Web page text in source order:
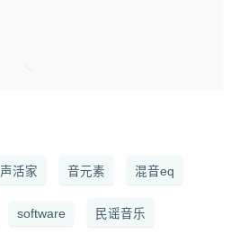
声活家 音元素 混音eq
software 民谣音乐